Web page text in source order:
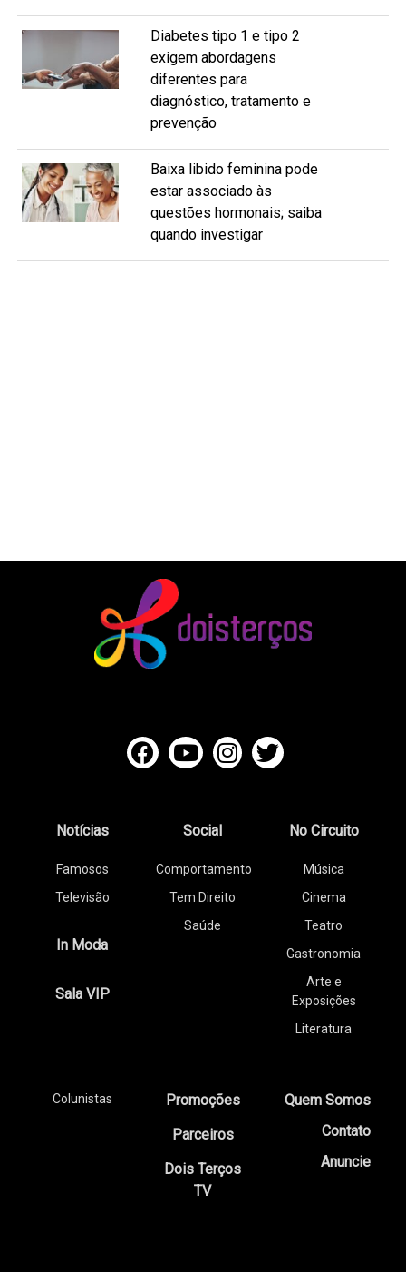
Diabetes tipo 1 e tipo 2
exigem abordagens
diferentes para
diagnóstico, tratamento e
prevenção
Baixa libido feminina pode
estar associado às
questões hormonais; saiba
quando investigar
Notícias
Famosos
Televisão
In Moda
Sala VIP
Social
Comportamento
Tem Direito
Saúde
No Circuito
Música
Cinema
Teatro
Gastronomia
Arte e
Exposições
Literatura
Colunistas
Promoções
Parceiros
Dois Terços
TV
Quem Somos
Contato
Anuncie